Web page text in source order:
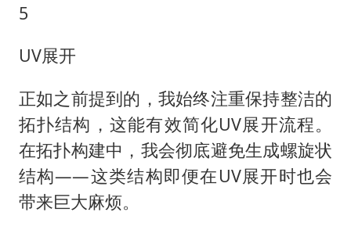
5
UV展开
正如之前提到的，我始终注重保持整洁的
拓扑结构，这能有效简化UV展开流程。
在拓扑构建中，我会彻底避免生成螺旋状
结构——这类结构即便在UV展开时也会
带来巨大麻烦。